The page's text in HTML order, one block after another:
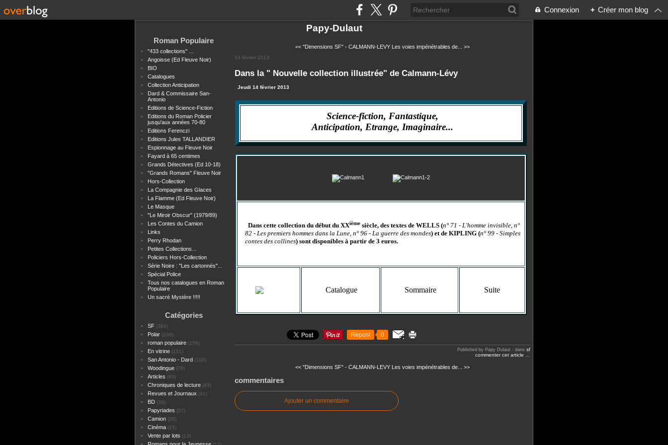
Connexion + Créer mon blog
Papy-Dulaut
Roman Populaire
"433 collections" ...
Angoisse (Ed Fleuve Noir)
BIO
Catalogues
Collection Anticipation
Dard & Commissaire San-
Antonio
Editions de Science-Fiction
Editions du Roman Policier
jusqu'aux années 70-80
Editions Ferenczi
Editions Jules TALLANDIER
Espionnage au Fleuve Noir
Fayard à 65 centimes
Grands Détectives (Ed 10-18)
"Grands Romans" Fleuve Noir
Hors-Collection
La Compagnie des Glaces
La Flamme (Ed Fleuve Noir)
Le Masque
"Le Miroir Obscur" (1979/89)
Les Contes du Camion
Links
Perry Rhodan
Petites Collections...
Policiers Hors-Collection
Série Noire : "Les cartonnés"...
Spécial Police
Tous nos catalogues en Roman
Populaire
Un sacré Mystère !!!!!
Catégories
SF (386)
Polar (236)
roman populaire (159)
En vitrine (151)
San Antonio - Dard (100)
Woodingue (78)
Articles (60)
Chroniques de lecture (43)
Revues et Journaux (41)
BD (30)
Papyriades (27)
Camion (26)
Cinéma (15)
Vente par lots (13)
<< "Dimensions SF" - CALMANN-LEVY Les voies impénétrables de... >>
14 février 2013
Dans la " Nouvelle collection illustrée" de Calmann-Lévy
Jeudi 14 février 2013
Science-fiction, Fantastique,
Anticipation, Etrange, Imaginaire...
Dans cette collection du début du XXième siècle, des textes de WELLS (n° 71 - L'homme invisible, n°
82 - Les premiers hommes dans la Lune, n° 96 - La guerre des mondes) et de KIPLING (n° 99 - Simples
contes des collines) sont disponibles à partir de 3 euros.
Catalogue Sommaire Suite
Repost 0
Published by Papy Dulaut - dans sf
commenter cet article
<< "Dimensions SF" - CALMANN-LEVY Les voies impénétrables de... >>
commentaires
Ajouter un commentaire